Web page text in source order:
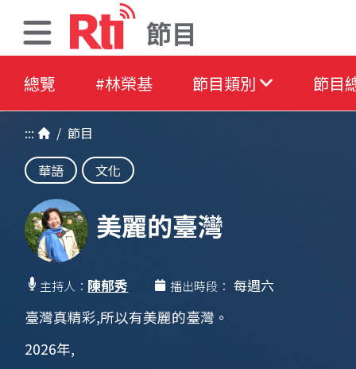
節目
總覽 #林榮基 節目類別 節目
::: / 節目
華語
文化
美麗的臺灣
主持人： 陳郁秀 播出時段： 每週六
臺灣真精彩,所以有美麗的臺灣。
2026年,